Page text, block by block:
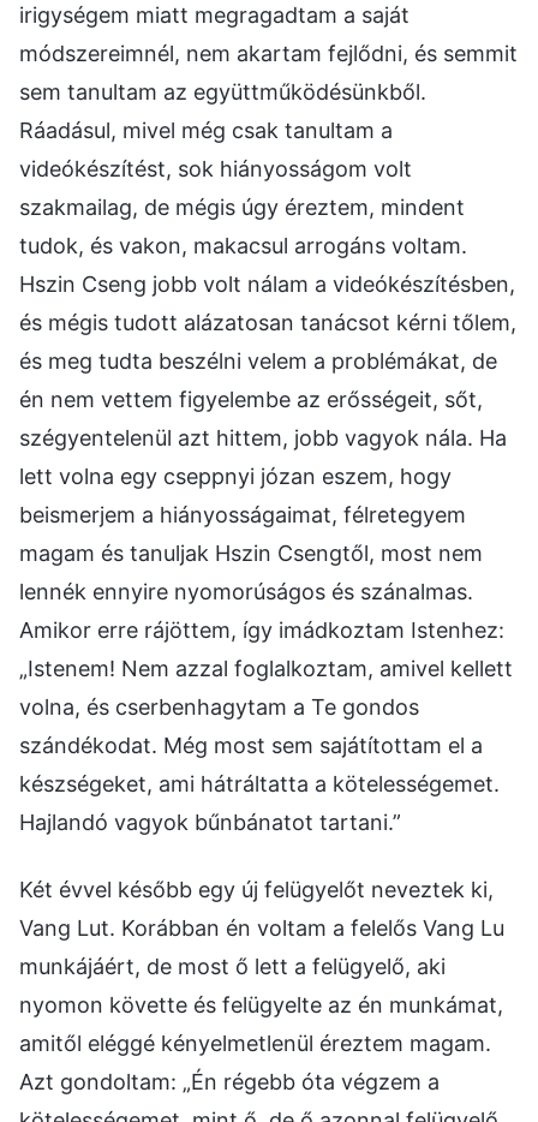
irigységem miatt megragadtam a saját
módszereimnél, nem akartam fejlődni, és semmit
sem tanultam az együttműködésünkből.
Ráadásul, mivel még csak tanultam a
videókészítést, sok hiányosságom volt
szakmailag, de mégis úgy éreztem, mindent
tudok, és vakon, makacsul arrogáns voltam.
Hszin Cseng jobb volt nálam a videókészítésben,
és mégis tudott alázatosan tanácsot kérni tőlem,
és meg tudta beszélni velem a problémákat, de
én nem vettem figyelembe az erősségeit, sőt,
szégyentelenül azt hittem, jobb vagyok nála. Ha
lett volna egy cseppnyi józan eszem, hogy
beismerjem a hiányosságaimat, félretegyem
magam és tanuljak Hszin Csengtől, most nem
lennék ennyire nyomorúságos és szánalmas.
Amikor erre rájöttem, így imádkoztam Istenhez:
„Istenem! Nem azzal foglalkoztam, amivel kellett
volna, és cserbenhagytam a Te gondos
szándékodat. Még most sem sajátítottam el a
készségeket, ami hátráltatta a kötelességemet.
Hajlandó vagyok bűnbánatot tartani.”
Két évvel később egy új felügyelőt neveztek ki,
Vang Lut. Korábban én voltam a felelős Vang Lu
munkájáért, de most ő lett a felügyelő, aki
nyomon követte és felügyelte az én munkámat,
amitől eléggé kényelmetlenül éreztem magam.
Azt gondoltam: „Én régebb óta végzem a